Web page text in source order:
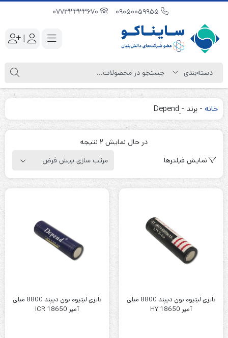
|
خانه - برند -
در حال نمایش 2 نتیجه
نمایش فیلترها
باتری لیتیوم یون دیپند 8800 میلی
آمپر HY 18650
باتری لیتیوم یون دیپند 8800 میلی
آمپر ICR 18650